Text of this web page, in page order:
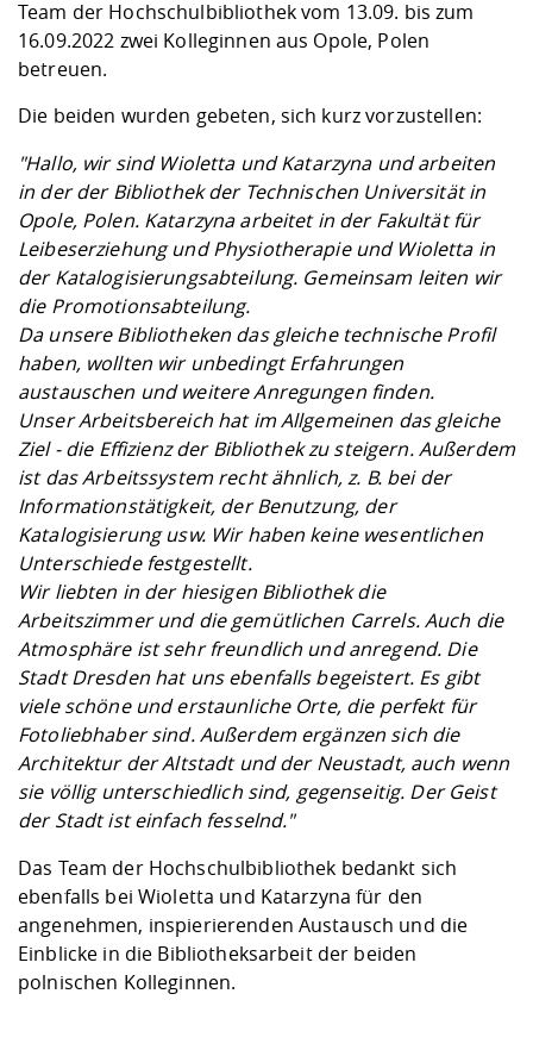
Vorbereitung
Checkliste zum
Studien- und
und Physik
Digitales Lernen
Fremdsprachen
Jobs, Praktika,
Studieren in
Studentenwerk
Angebote der
Arbeit
Career Service
Weiterbilden im
Formulare und
Internationale
FIS -
Prototyping und
Gründung und
Kooperationen
Kontakt &
Klimaschutz &
Förderverein
Gremien und
Informatik/
Maschinenbau
Angebote für Unternehmen
Qualitätssicherung
Team der Hochschulbibliothek vom 13.09. bis zum
16.09.2022 zwei Kolleginnen aus Opole, Polen
betreuen.
Die beiden wurden gebeten, sich kurz vorzustellen:
"Hallo, wir sind Wioletta und Katarzyna und arbeiten
in der der Bibliothek der Technischen Universität in
Opole, Polen. Katarzyna arbeitet in der Fakultät für
Leibeserziehung und Physiotherapie und Wioletta in
der Katalogisierungsabteilung. Gemeinsam leiten wir
die Promotionsabteilung.
Da unsere Bibliotheken das gleiche technische Profil
haben, wollten wir unbedingt Erfahrungen
austauschen und weitere Anregungen finden.
Unser Arbeitsbereich hat im Allgemeinen das gleiche
Ziel - die Effizienz der Bibliothek zu steigern. Außerdem
ist das Arbeitssystem recht ähnlich, z. B. bei der
Informationstätigkeit, der Benutzung, der
Katalogisierung usw. Wir haben keine wesentlichen
Unterschiede festgestellt.
Wir liebten in der hiesigen Bibliothek die
Arbeitszimmer und die gemütlichen Carrels. Auch die
Atmosphäre ist sehr freundlich und anregend. Die
Stadt Dresden hat uns ebenfalls begeistert. Es gibt
viele schöne und erstaunliche Orte, die perfekt für
Fotoliebhaber sind. Außerdem ergänzen sich die
Architektur der Altstadt und der Neustadt, auch wenn
sie völlig unterschiedlich sind, gegenseitig. Der Geist
der Stadt ist einfach fesselnd."
Das Team der Hochschulbibliothek bedankt sich
ebenfalls bei Wioletta und Katarzyna für den
angenehmen, inspierierenden Austausch und die
Einblicke in die Bibliotheksarbeit der beiden
polnischen Kolleginnen.